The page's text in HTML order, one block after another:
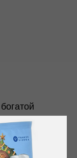
Именно
миру! При